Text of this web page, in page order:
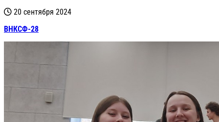
20 сентября 2024
ВНКСФ-28